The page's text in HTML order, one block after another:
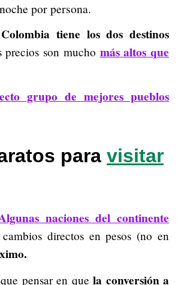
por persona.
Colombia tiene los dos destinos
son mucho más altos que
grupo de mejores pueblos
para visitar
naciones del continente
directos en pesos (no en
pensar en que la conversión a